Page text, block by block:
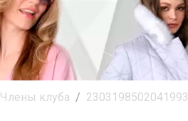
Члены клуба 2303198502041993